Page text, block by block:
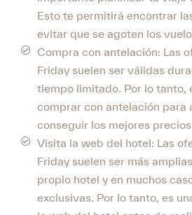
Esto te permitirá encontrar
evitar que se agoten los
Compra con antelación: Las
Friday suelen ser válidas
tiempo limitado. Por lo tanto,
comprar con antelación para
conseguir los mejores
Visita la web del hotel: Las
Friday suelen ser más
propio hotel y en muchos
exclusivas. Por lo tanto, es